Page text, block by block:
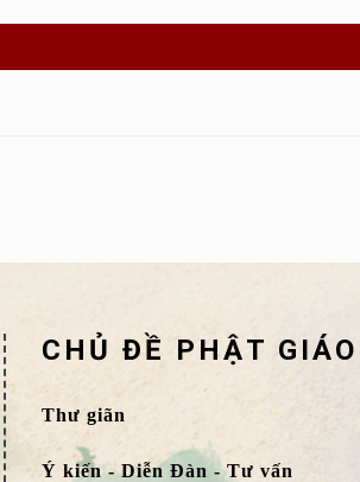
CHỦ ĐỀ PHẬT GIÁO
Thư giãn
Ý kiến - Diễn Đàn - Tư vấn